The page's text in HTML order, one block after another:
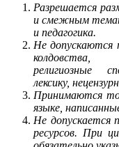
Разрешается
и смежным
и педагогика.
Не допускаются
колдовства,
религиозные
лексику,
Принимаются
языке,
Не допускается
ресурсов. При